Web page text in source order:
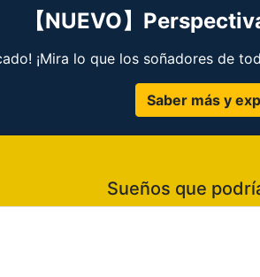
【NUEVO】
¡Mira lo que los soñadores de
Saber más y
Sueños que